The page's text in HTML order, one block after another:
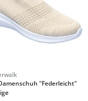
"Federleicht"